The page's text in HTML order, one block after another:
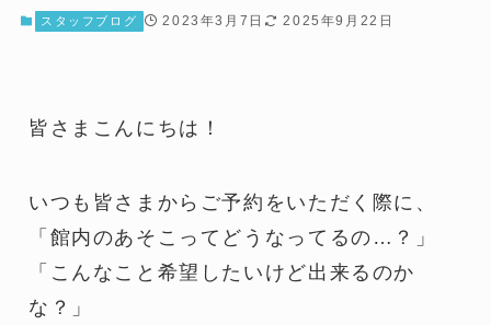
スタッフブログ 2023年3月7日 2025年9月22日
皆さまこんにちは！
いつも皆さまからご予約をいただく際に、
「館内のあそこってどうなってるの…？」
「こんなこと希望したいけど出来るのか
な？」